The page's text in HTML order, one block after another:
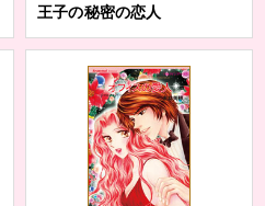
王子の秘密の恋人